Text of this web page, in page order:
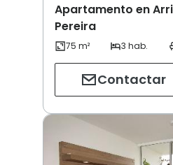
Apartamento en
Pereira
Contactar